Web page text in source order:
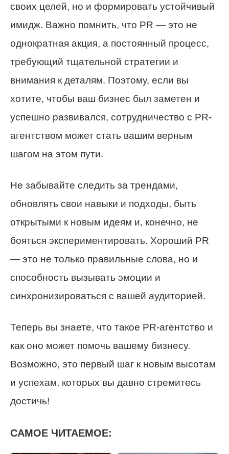
своих целей, но и формировать устойчивый
имидж. Важно помнить, что PR — это не
однократная акция, а постоянный процесс,
требующий тщательной стратегии и
внимания к деталям. Поэтому, если вы
хотите, чтобы ваш бизнес был заметен и
успешно развивался, сотрудничество с PR-
агентством может стать вашим верным
шагом на этом пути.
Не забывайте следить за трендами,
обновлять свои навыки и подходы, быть
открытыми к новым идеям и, конечно, не
бояться экспериментировать. Хороший PR
— это не только правильные слова, но и
способность вызывать эмоции и
синхронизироваться с вашей аудиторией.
Теперь вы знаете, что такое PR-агентство и
как оно может помочь вашему бизнесу.
Возможно, это первый шаг к новым высотам
и успехам, которых вы давно стремитесь
достичь!
САМОЕ ЧИТАЕМОЕ: